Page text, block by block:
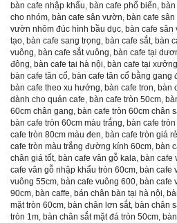
bàn cafe nhập khẩu, bàn cafe phổ biến,
cho nhóm, bàn cafe sân vườn, bàn cafe
vườn nhôm đúc hình bầu dục, bàn cafe sân
tạo, bàn cafe sang trọng, bàn cafe sắt, bàn
vuông, bàn cafe sắt vuông, bàn cafe tại
đông, bàn cafe tại hà nội, bàn cafe tại xưởng
bàn cafe tân cổ, bàn cafe tân cổ bằng gang
bàn cafe theo xu hướng, bàn cafe tron, bàn
dành cho quán cafe, bàn cafe tròn 50cm,
60cm chân gang, bàn cafe tròn 60cm chân
bàn cafe tròn 60cm màu trắng, bàn cafe
cafe tròn 80cm màu đen, bàn cafe tròn giá rẻ
cafe tròn màu trắng đường kính 60cm, bàn
chân giá tốt, bàn cafe vân gỗ kala, bàn cafe
cafe vân gỗ nhập khẩu tròn 60cm, bàn cafe
vuông 55cm, bàn cafe vuông 600, bàn cafe
90cm, bàn caffe, bán chân bàn tại hà nội,
mặt tròn 60cm, bàn chân lơn sắt, bàn chân
tròn 1m, bàn chân sắt mặt đá tròn 50cm,